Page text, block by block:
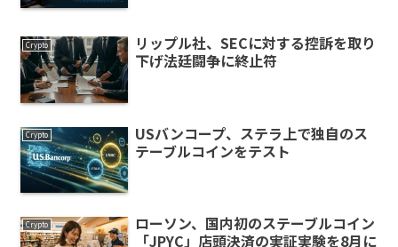
Crypto
リップル社、SECに対する控訴を取り
下げ法廷闘争に終止符
Crypto
USバンコープ、ステラ上で独自のス
テーブルコインをテスト
Crypto
ローソン、国内初のステーブルコイン
「JPYC」店頭決済の実証実験を8月に